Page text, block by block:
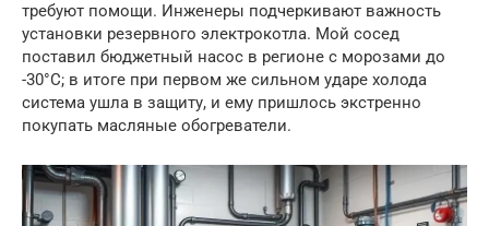
требуют помощи. Инженеры подчеркивают важность
установки резервного электрокотла. Мой сосед
поставил бюджетный насос в регионе с морозами до
-30°C; в итоге при первом же сильном ударе холода
система ушла в защиту, и ему пришлось экстренно
покупать масляные обогреватели.